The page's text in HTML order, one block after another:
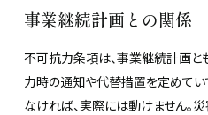
事業継続計画との関係
不可抗力条項は、事業継続計画と
力時の通知や代替措置を定めて
なければ、実際には動けません。